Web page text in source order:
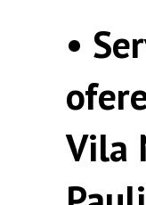
•
Vila